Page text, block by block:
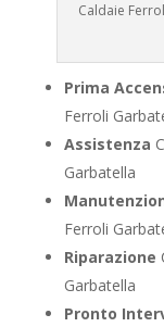
Caldaie
Prima
Ferroli
Assistenza
Garbatella
Ferroli
Riparazione
Garbatella
Pronto